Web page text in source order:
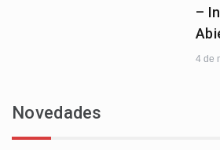
–
4 de
Novedades